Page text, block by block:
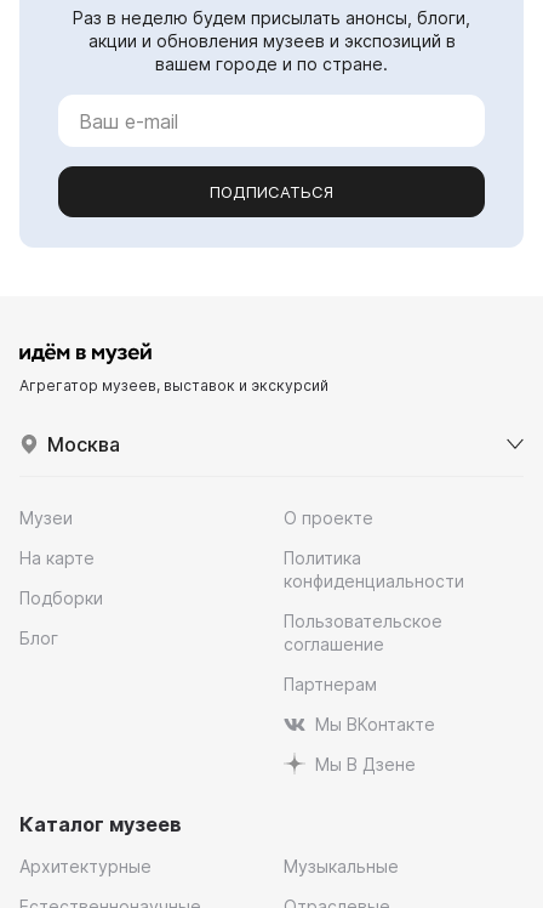
Раз в неделю будем присылать анонсы, блоги,
акции и обновления музеев и экспозиций в
вашем городе и по стране.
ПОДПИСАТЬСЯ
Агрегатор музеев, выставок и экскурсий
Москва
Музеи
На карте
Подборки
Блог
О проекте
Политика
конфиденциальности
Пользовательское
соглашение
Партнерам
Мы ВКонтакте
Мы В Дзене
Каталог музеев
Архитектурные
Музыкальные